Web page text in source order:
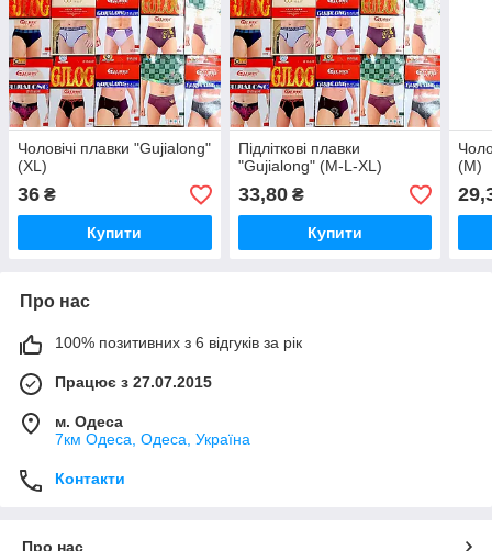
Чоловічі плавки "Gujialong"
(XL)
36 ₴
Купити
Підліткові плавки
"Gujialong" (M-L-XL)
33,80₴
Купити
(М)
Про нас
100% позитивних з 6 відгуків за рік
Працює з 27.07.2015
м. Одеса
7км Одеса, Одеса, Україна
Контакти
Про нас